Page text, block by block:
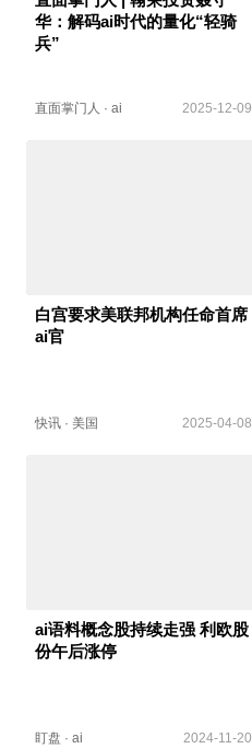
华：解码ai时代的量化“轻骑
兵”
直面掌门人 · ai 2025-12-09
白宫要求美联邦机构任命首席
ai官
快讯 · 美国 2025-04-08
ai语料概念股持续走强 利欧股
份午后涨停
盯盘 · ai 2024-11-20